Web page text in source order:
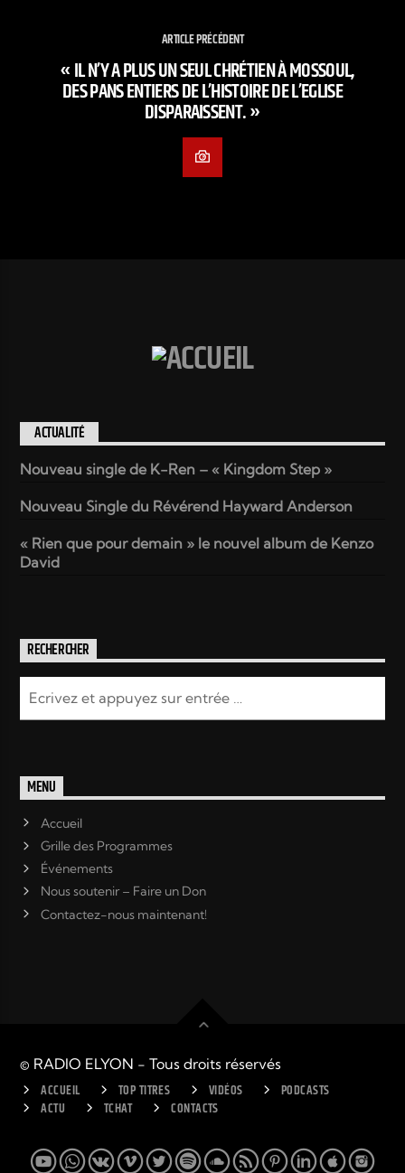
ARTICLE PRÉCÉDENT
« IL N’Y A PLUS UN SEUL CHRÉTIEN À MOSSOUL,
DES PANS ENTIERS DE L’HISTOIRE DE L’EGLISE
DISPARAISSENT. »
ACTUALITÉ
Nouveau single de K-Ren – « Kingdom Step »
Nouveau Single du Révérend Hayward Anderson
« Rien que pour demain » le nouvel album de Kenzo
David
RECHERCHER
MENU
Accueil
Grille des Programmes
Événements
Nous soutenir – Faire un Don
Contactez-nous maintenant!
© RADIO ELYON - Tous droits réservés
ACCUEIL TOP TITRES VIDÉOS
PODCASTS
ACTU
TCHAT CONTACTS